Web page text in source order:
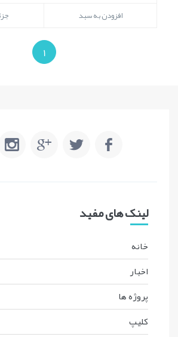
افزودن به سبد
1
لینک های مفید
خانه
اخبار
پروژه ها
کليپ